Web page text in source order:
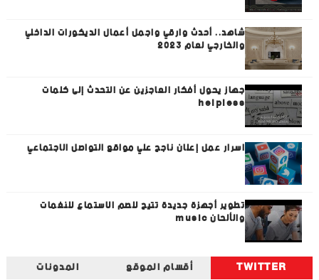
شاهد.. أحدث وارقي واجمل أعمال الديكورات الداخلي
والخارجي لعام 2023
جهاز يحول أفكار العاجزين عن التحدث إلى كلمات
helpless
اسرار عمل إعلان ناجح علي مواقع التواصل الاجتماعي
تطوير أجهزة جديدة تتيح للصم الاستماع للنغمات
والألحان music
TWITTER أقسام الموقع المدونات